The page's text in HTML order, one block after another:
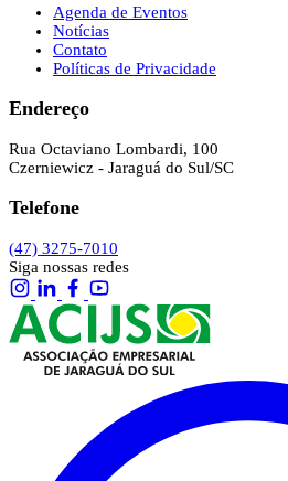
Agenda de Eventos
Notícias
Contato
Políticas de Privacidade
Endereço
Rua Octaviano Lombardi, 100
Czerniewicz - Jaraguá do Sul/SC
Telefone
(47) 3275-7010
Siga nossas redes